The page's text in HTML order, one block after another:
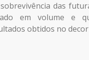
das
em volume e
obtidos no